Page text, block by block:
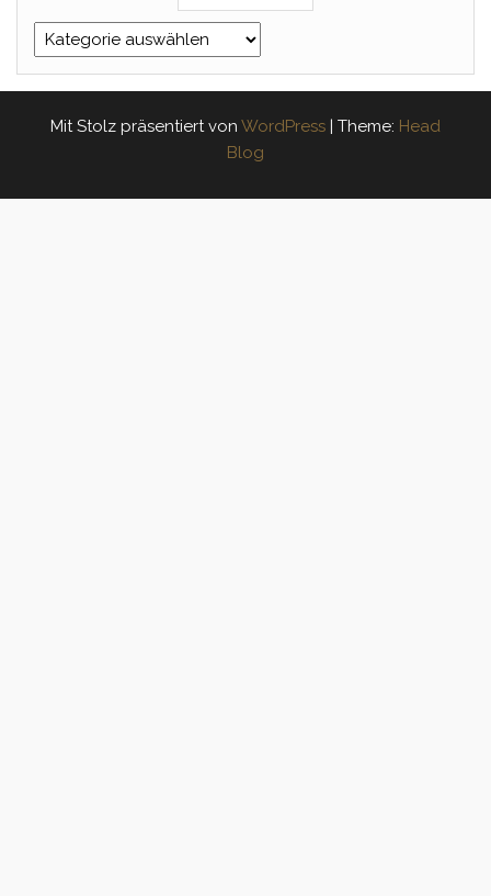
Categories
Mit Stolz präsentiert von WordPress | Theme: Head
Blog